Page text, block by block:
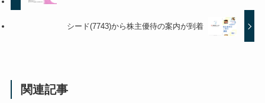
シード(7743)から株主優待の案内が到着
関連記事